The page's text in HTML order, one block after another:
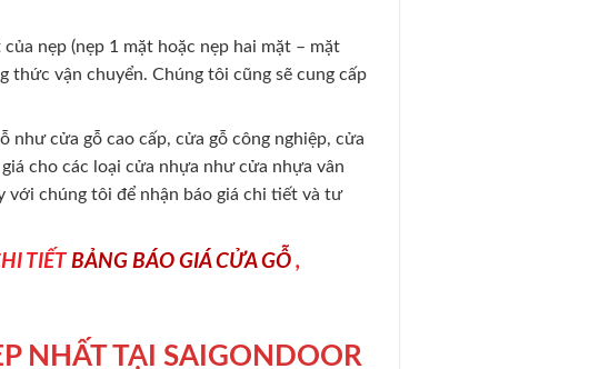
nẹp (nẹp 1 mặt hoặc nẹp hai mặt – mặt
thức vận chuyển. Chúng tôi cũng sẽ cung cấp
như cửa gỗ cao cấp, cửa gỗ công nghiệp, cửa
cho các loại cửa nhựa như cửa nhựa vân
với chúng tôi để nhận báo giá chi tiết và tư
TIẾTBẢNG BÁO GIÁ CỬA GỖ ,
NHẤT TẠI SAIGONDOOR